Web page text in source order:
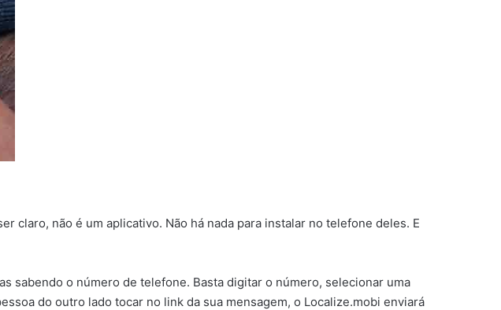
claro, não é um aplicativo. Não há nada para instalar no telefone deles. E
sabendo o número de telefone. Basta digitar o número, selecionar uma
do outro lado tocar no link da sua mensagem, o Localize.mobi enviará